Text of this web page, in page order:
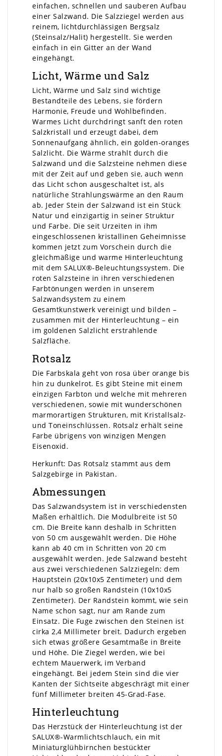
einfachen, schnellen und sauberen Aufbau
einer Salzwand. Die Salzziegel werden aus
reinem, lichtdurchlässigen Bergsalz
(Steinsalz/Halit) hergestellt. Sie werden
einfach in ein Gitter an der Wand
eingehängt.
Licht, Wärme und Salz
Licht, Wärme und Salz sind wichtige
Bestandteile des Lebens, sie fördern
Harmonie, Freude und Wohlbefinden.
Warmes Licht durchdringt sanft den roten
Salzkristall und erzeugt dabei, dem
Sonnenaufgang ähnlich, ein golden-oranges
Salzlicht. Die Wärme strahlt durch die
Salzwand und die Salzsteine nehmen diese
mit der Zeit auf und geben sie, auch wenn
das Licht schon ausgeschaltet ist, als
natürliche Strahlungswärme an den Raum
ab. Jeder Stein der Salzwand ist ein Stück
Natur und einzigartig in seiner Struktur
und Farbe. Die seit Urzeiten in ihm
eingeschlossenen kristallinen Geheimnisse
kommen jetzt zum Vorschein durch die
gleichmäßige und warme Hinterleuchtung
mit dem SALUX®-Beleuchtungssystem. Die
roten Salzsteine in ihren verschiedenen
Farbtönungen werden in unserem
Salzwandsystem zu einem
Gesamtkunstwerk vereinigt und bilden –
zusammen mit der Hinterleuchtung – ein
im goldenen Salzlicht erstrahlende
Salzfläche.
Rotsalz
Die Farbskala geht von rosa über orange bis
hin zu dunkelrot. Es gibt Steine mit einem
einzigen Farbton und welche mit mehreren
verschiedenen, sowie mit wunderschönen
marmorartigen Strukturen, mit Kristallsalz-
und Toneinschlüssen. Rotsalz erhält seine
Farbe übrigens von winzigen Mengen
Eisenoxid.
Herkunft: Das Rotsalz stammt aus dem
Salzgebirge in Pakistan.
Abmessungen
Das Salzwandsystem ist in verschiedensten
Maßen erhältlich. Die Modulbreite ist 50
cm. Die Breite kann deshalb in Schritten
von 50 cm ausgewählt werden. Die Höhe
kann ab 40 cm in Schritten von 20 cm
ausgewählt werden. Jede Salzwand besteht
aus zwei verschiedenen Salzziegeln: dem
Hauptstein (20x10x5 Zentimeter) und dem
nur halb so großen Randstein (10x10x5
Zentimeter). Der Randstein kommt, wie sein
Name schon sagt, nur am Rande zum
Einsatz. Die Fuge zwischen den Steinen ist
cirka 2,4 Millimeter breit. Dadurch ergeben
sich etwas größere Gesamtmaße in Breite
und Höhe. Die Ziegel werden, wie bei
echtem Mauerwerk, im Verband
eingehängt. Bei jedem Stein sind die vier
Kanten der Sichtseite abgeschrägt mit einer
fünf Millimeter breiten 45-Grad-Fase.
Hinterleuchtung
Das Herzstück der Hinterleuchtung ist der
SALUX®-Warmlichtschlauch, ein mit
Miniaturglühbirnchen bestückter